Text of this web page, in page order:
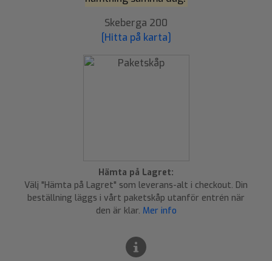
Skeberga 200
[Hitta på karta]
Hämta på Lagret:
Välj "Hämta på Lagret" som leverans-alt i checkout. Din
beställning läggs i vårt paketskåp utanför entrén när
den är klar. Mer info